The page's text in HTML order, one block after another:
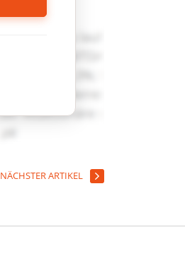
NÄCHSTER ARTIKEL